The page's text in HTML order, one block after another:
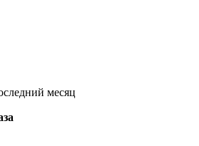
месяц
160x250см, 13С6552-Г50